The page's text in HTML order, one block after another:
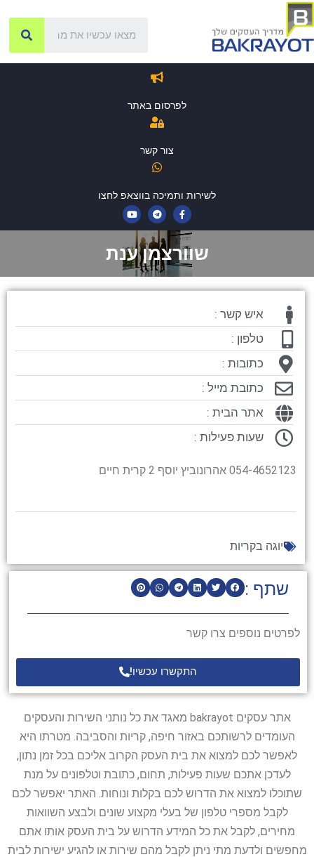
לפרסום באתר
צור קשר
לשירות ותמיכה בווצאפ לחצו
שוורצמן ענת
שתף :
לפרטים נוספים צרו קשר
התקשרו עכשיו!
איש קשר :
טלפון :
כתובות :
כתובת מייל :
אתר הבית :
שעות פעילות :
054-4652123 אהרונוביץ יוסף 2 קרית חיים
יוגה בקריות
אתר עסקים bakrayot מאגד את כל נותני השירות והעסקים
העומדים לרשותכם באזור חיפה, קריות והסביבה. מטרתו היא
לאפשר לכם למצוא את בית העסק הקרוב אליכם בכל זמן נתון,
לעדכן אתכם שעות פעילות, תחום, כתובת וטלפונים על מנת
שתוכלו למצוא את הדרוש לכם בקלות ונוחות. האתר יאפשר לכם
לקבל מספרי טלפון של בעלי מקצוע שונים ולבצע השוואות
מחירים, לקבל את כל המידע הדרוש על בית העסק אותו אתם
מחפשים ולדעת מתי ניתן לקבל מהם שירות או להגיע ישירות לבית